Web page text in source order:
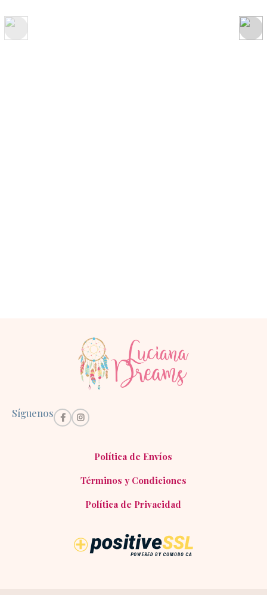
Síguenos
Política de Envíos
Términos y Condiciones
Política de Privacidad